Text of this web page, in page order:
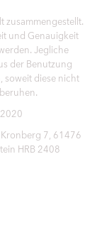
zusammengestellt.
und Genauigkeit
Jegliche
der Benutzung
soweit diese nicht
7, 61476
HRB 2408